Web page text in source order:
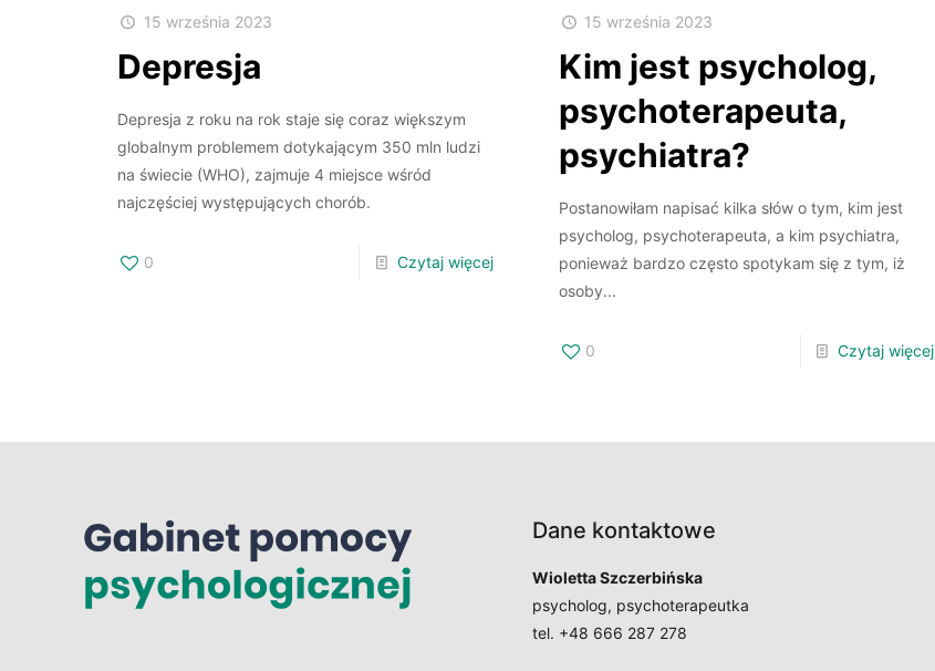
15 września 2023
Depresja
Depresja z roku na rok staje się coraz większym
globalnym problemem dotykającym 350 mln ludzi
na świecie (WHO), zajmuje 4 miejsce wśród
najczęściej występujących chorób.
0 Czytaj więcej
15 września 2023
Kim jest psycholog,
psychoterapeuta,
psychiatra?
Postanowiłam napisać kilka słów o tym, kim jest
psycholog, psychoterapeuta, a kim psychiatra,
ponieważ bardzo często spotykam się z tym, iż
osoby...
0 Czytaj więcej
Dane kontaktowe
Wioletta Szczerbińska
psycholog, psychoterapeutka
tel. +48 666 287 278